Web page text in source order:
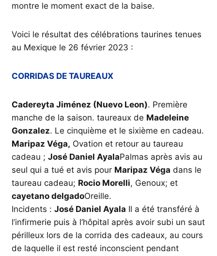
montre le moment exact de la baise.
Voici le résultat des célébrations taurines tenues
au Mexique le 26 février 2023 :
CORRIDAS DE TAUREAUX
Cadereyta Jiménez (Nuevo Leon). Première
manche de la saison. taureaux de Madeleine
Gonzalez. Le cinquième et le sixième en cadeau.
Maripaz Véga, Ovation et retour au taureau
cadeau ; José Daniel AyalaPalmas après avis au
seul qui a tué et avis pour Maripaz Véga dans le
taureau cadeau; Rocio Morelli, Genoux; et
cayetano delgadoOreille.
Incidents : José Daniel Ayala Il a été transféré à
l’infirmerie puis à l’hôpital après avoir subi un saut
périlleux lors de la corrida des cadeaux, au cours
de laquelle il est resté inconscient pendant